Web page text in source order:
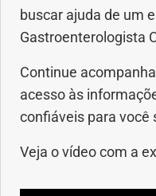
buscar ajuda de um
Gastroenterologista
Continue
acesso às
confiáveis para você
Veja o vídeo com a